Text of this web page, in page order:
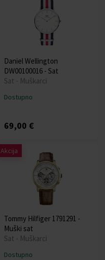
Daniel Wellington
DW00100016 - Sat
Sat - Muškarci
Dostupno
69,00 €
Akcija
Tommy Hilfiger 1791291 -
Muški sat
Sat - Muškarci
Dostupno